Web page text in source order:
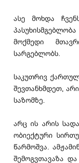
ასე მოხდა
მოქმედი
სარგებლობს.
საკუთრივ
შევთანხმდეთ,
საზომზე.
არც ის არის
ობიექტური
წარმოშვა.
შემოგვთავაზა